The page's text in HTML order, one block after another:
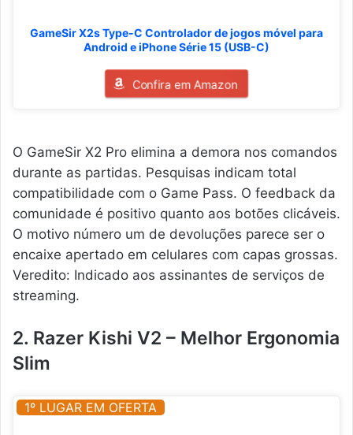
GameSir X2s Type-C Controlador de jogos móvel para
Android e iPhone Série 15 (USB-C)
Confira em Amazon
O GameSir X2 Pro elimina a demora nos comandos
durante as partidas. Pesquisas indicam total
compatibilidade com o Game Pass. O feedback da
comunidade é positivo quanto aos botões clicáveis.
O motivo número um de devoluções parece ser o
encaixe apertado em celulares com capas grossas.
Veredito: Indicado aos assinantes de serviços de
streaming.
2. Razer Kishi V2 – Melhor Ergonomia
Slim
1º LUGAR EM OFERTA